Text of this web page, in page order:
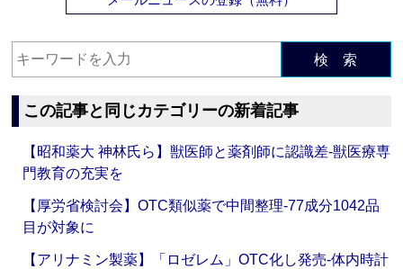
検 索
この記事と同じカテゴリーの新着記事
【昭和薬大 神林氏ら】獣医師と薬剤師に認識差‐獣医療専
門教育の充実を
【厚労省検討会】OTC類似薬で中間整理‐77成分1042品
目が対象に
【アリナミン製薬】「ロゼレム」OTC化し発売‐体内時計